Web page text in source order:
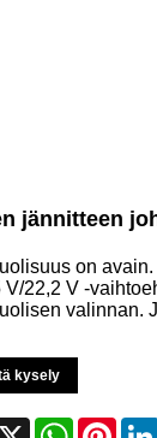
jännitteen
on
V/22,2 V -
valinnan.
kysely
X